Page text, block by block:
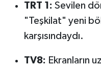
TRT 1: Sevilen
"Teşkilat" yeni
karşısındaydı.
TV8: Ekranların